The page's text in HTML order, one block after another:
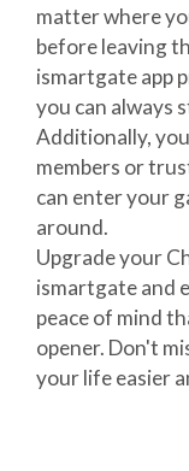
matter where
before leaving
ismartgate app
you can always
Additionally,
members or
can enter your
around.
Upgrade your
ismartgate and
peace of mind
opener. Don't
your life easier